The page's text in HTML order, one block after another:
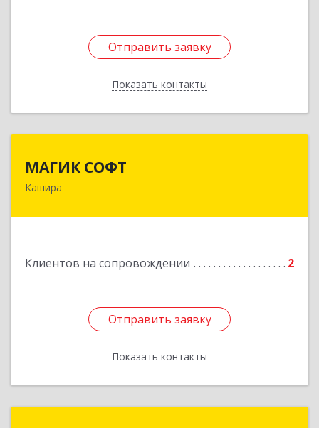
Отправить заявку
Показать контакты
Отправить заявку
Назад
МАГИК СОФТ
Кашира
Клиентов на сопровождении 2
Отправить заявку
Показать контакты
Отправить заявку
Назад